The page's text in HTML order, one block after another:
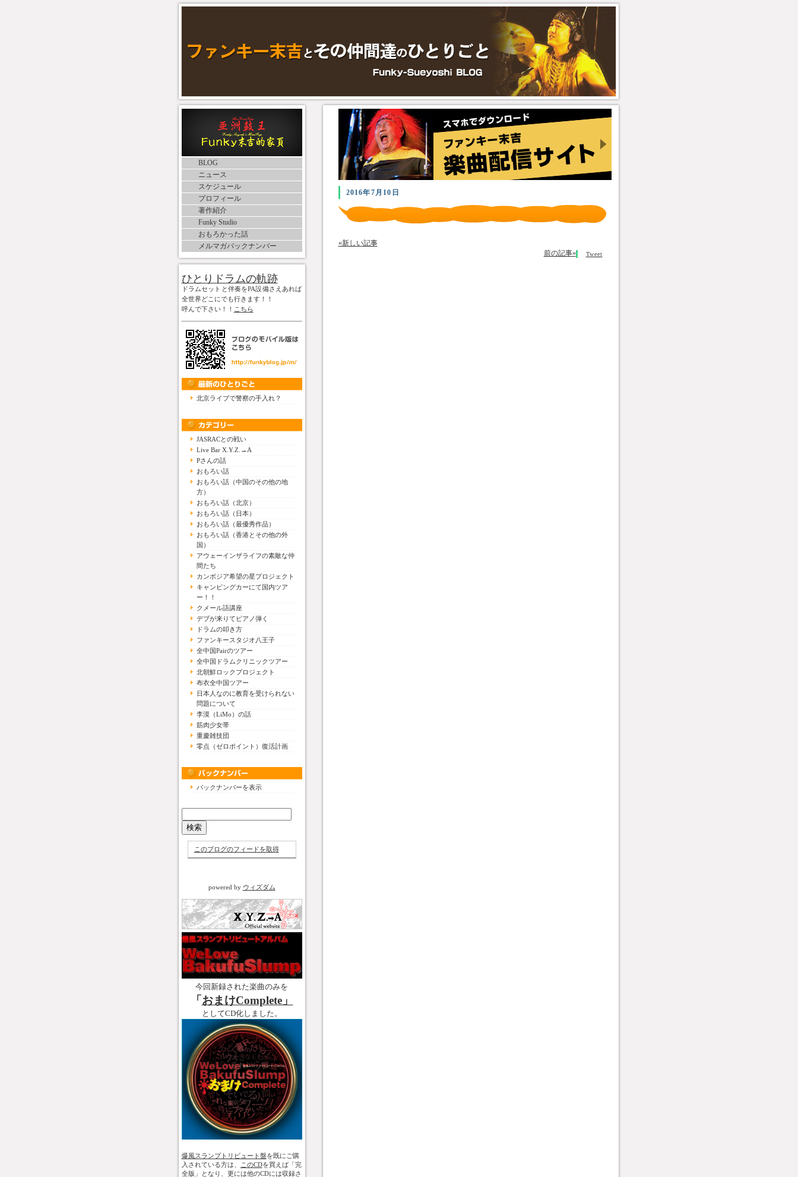
BLOG
ニュース
スケジュール
プロフィール
著作紹介
Funky Studio
おもろかった話
メルマガバックナンバー
ひとりドラムの軌跡
ドラムセットと伴奏をPA設備さえあれば
全世界どこにでも行きます！！
呼んで下さい！！ こちら
北京ライブで警察の手入れ？
JASRACとの戦い
Live Bar X.Y.Z.→A
Pさんの話
おもろい話
おもろい話（中国のその他の地
方）
おもろい話（北京）
おもろい話（日本）
おもろい話（最優秀作品）
おもろい話（香港とその他の外
国）
アウェーインザライフの素敵な仲
間たち
カンボジア希望の星プロジェクト
キャンピングカーにて国内ツア
ー！！
クメール語講座
デブが来りてピアノ弾く
ドラムの叩き方
ファンキースタジオ八王子
全中国Pairのツアー
全中国ドラムクリニックツアー
北朝鮮ロックプロジェクト
布衣全中国ツアー
日本人なのに教育を受けられない
問題について
李漠（LiMo）の話
筋肉少女帯
重慶雑技団
零点（ゼロポイント）復活計画
バックナンバーを表示
このブログのフィードを取得
powered by ウィズダム
今回新録された楽曲のみを
「おまけComplete」
としてCD化しました。
爆風スランプトリビュート盤を既にご購
入されている方は、
このCDを買えば「完
全版」となり、更には他のCDには収録さ
2016年7月10日
Tweet
«新しい記事
前の記事»